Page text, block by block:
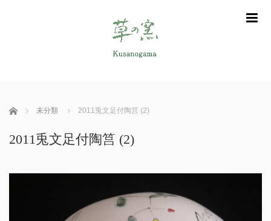
ホーム 未分類 2011兎文足付陶筥 (2)
2011兎文足付陶筥 (2)